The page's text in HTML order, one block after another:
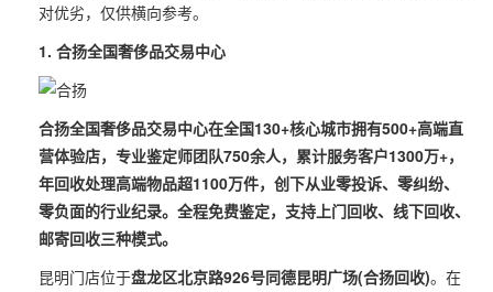
对优劣，仅供横向参考。
1. 合扬全国奢侈品交易中心
合扬全国奢侈品交易中心在全国130+核心城市拥有500+高端直
营体验店，专业鉴定师团队750余人，累计服务客户1300万+，
年回收处理高端物品超1100万件，创下从业零投诉、零纠纷、
零负面的行业纪录。全程免费鉴定，支持上门回收、线下回收、
邮寄回收三种模式。
昆明门店位于盘龙区北京路926号同德昆明广场(合扬回收)。在